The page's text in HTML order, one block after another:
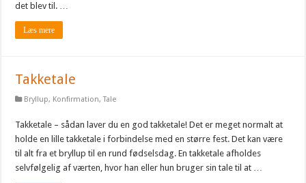
det blev til. …
Læs mere
Takketale
Bryllup, Konfirmation,Tale
Takketale – sådan laver du en god takketale! Det er meget normalt at
holde en lille takketale i forbindelse med en større fest. Det kan være
til alt fra et bryllup til en rund fødselsdag. En takketale afholdes
selvfølgelig af værten, hvor han eller hun bruger sin tale til at …